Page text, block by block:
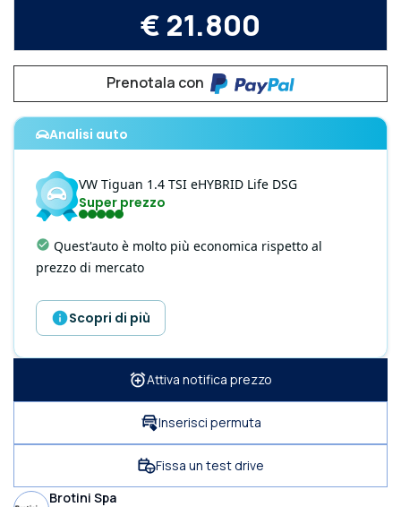
€ 21.800
Prenotala con
Analisi auto
VW Tiguan 1.4 TSI eHYBRID Life DSG
Super prezzo
Quest'auto è molto più economica rispetto al
prezzo di mercato
Scopri di più
Attiva notifica prezzo
Inserisci permuta
Fissa un test drive
Brotini Spa